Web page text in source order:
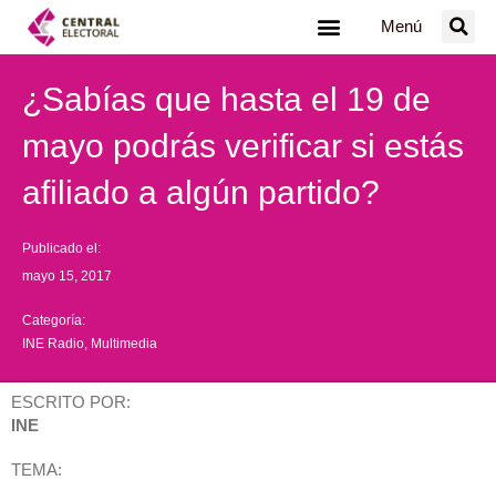
Menú
¿Sabías que hasta el 19 de
mayo podrás verificar si estás
afiliado a algún partido?
Publicado el:
mayo 15, 2017
Categoría:
INE Radio Multimedia
ESCRITO POR:
INE
TEMA: